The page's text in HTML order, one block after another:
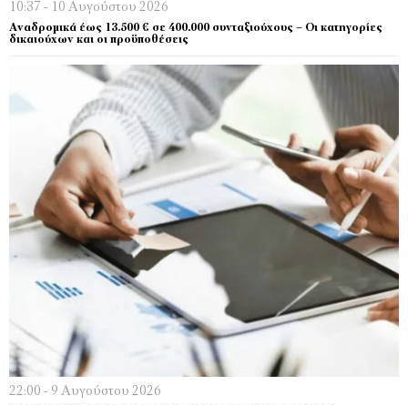
10:37 - 10 Αυγούστου 2026
Αναδρομικά έως 13.500 € σε 400.000 συνταξιούχους – Οι κατηγορίες
δικαιούχων και οι προϋποθέσεις
22:00 - 9 Αυγούστου 2026